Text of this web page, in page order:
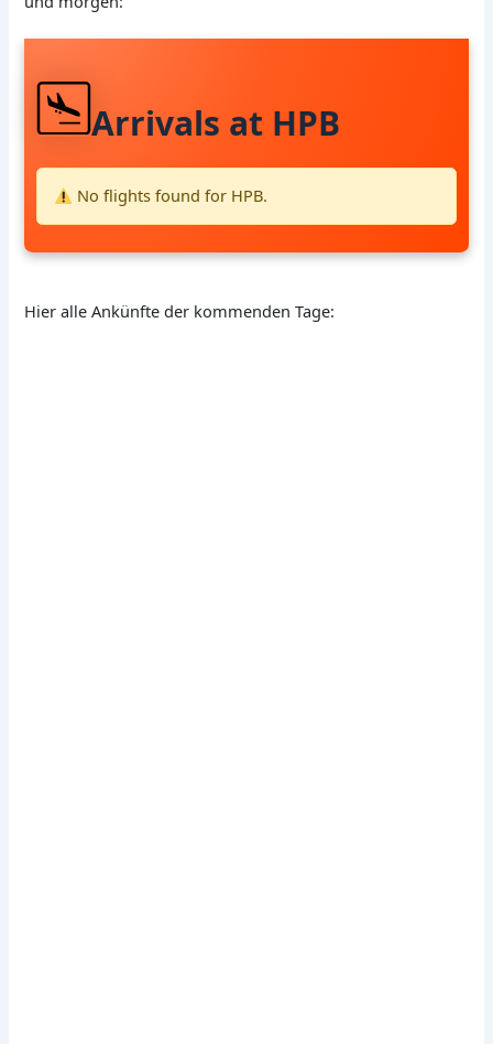
Arrivals at HPB
No flights found for HPB.
Hier alle Ankünfte der kommenden Tage: